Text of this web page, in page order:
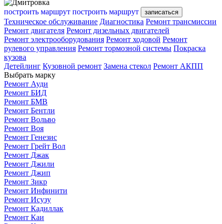
построить маршрут построить маршрут записаться
Техническое обслуживание Диагностика Ремонт трансмиссии
Ремонт двигателя Ремонт дизельных двигателей
Ремонт электрооборудования Ремонт ходовой Ремонт
рулевого управления Ремонт тормозной системы Покраска
кузова
Детейлинг Кузовной ремонт Замена стекол Ремонт АКПП
Выбрать марку
Ремонт Ауди
Ремонт БИД
Ремонт БМВ
Ремонт Бентли
Ремонт Вольво
Ремонт Воя
Ремонт Генезис
Ремонт Грейт Вол
Ремонт Джак
Ремонт Джили
Ремонт Джип
Ремонт Зикр
Ремонт Инфинити
Ремонт Исузу
Ремонт Кадиллак
Ремонт Каи